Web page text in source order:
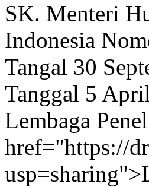
SK. Menteri
Indonesia
Tangal 30
Tanggal 5
Lembaga
href="https://